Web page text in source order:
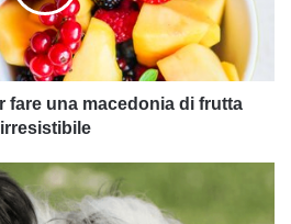
fare una macedonia di frutta
irresistibile